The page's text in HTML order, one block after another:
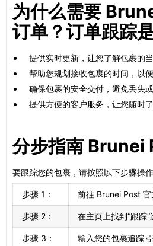
为什么需要
订单？订单跟踪
提供实时更新，让您了解包裹的
帮助您规划接收包裹的时间，以便
确保包裹的安全交付，避免丢失或
提供方便的客户服务，让您随时了
分步指南 Brunei
要跟踪您的包裹，请按照以下步骤操作
步骤 1： 前往 Brunei Post 官
步骤 2： 在主页上找到“跟踪”
步骤 3： 输入您的包裹追踪号